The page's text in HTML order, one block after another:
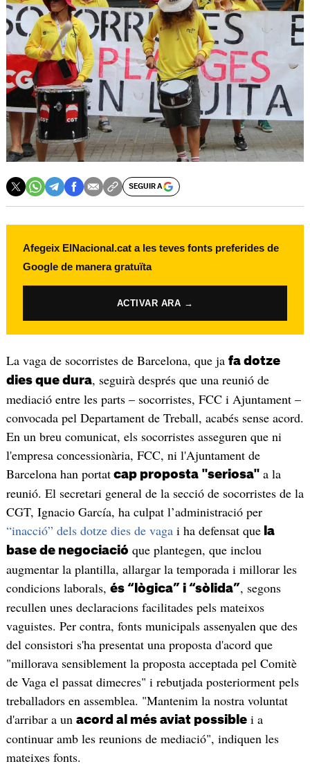
SEGUIR A
Afegeix ElNacional.cat a les teves fonts preferides de
Google de manera gratuïta
ACTIVAR ARA →
La vaga de socorristes de Barcelona, que ja fa dotze
dies que dura, seguirà després que una reunió de
mediació entre les parts – socorristes, FCC i Ajuntament –
convocada pel Departament de Treball, acabés sense acord.
En un breu comunicat, els socorristes asseguren que ni
l'empresa concessionària, FCC, ni l'Ajuntament de
Barcelona han portatcap proposta "seriosa" a la
reunió. El secretari general de la secció de socorristes de la
CGT, Ignacio García, ha culpat l’administració per
“inacció” dels dotze dies de vagai ha defensat quela
base de negociació que plantegen, que inclou
augmentar la plantilla, allargar la temporada i millorar les
condicions laborals, és “lògica” i “sòlida”, segons
recullen unes declaracions facilitades pels mateixos
vaguistes. Per contra, fonts municipals assenyalen que des
del consistori s'ha presentat una proposta d'acord que
"millorava sensiblement la proposta acceptada pel Comitè
de Vaga el passat dimecres" i rebutjada posteriorment pels
treballadors en assemblea. "Mantenim la nostra voluntat
d'arribar a un acord al més aviat possiblei a
continuar amb les reunions de mediació", indiquen les
mateixes fonts.